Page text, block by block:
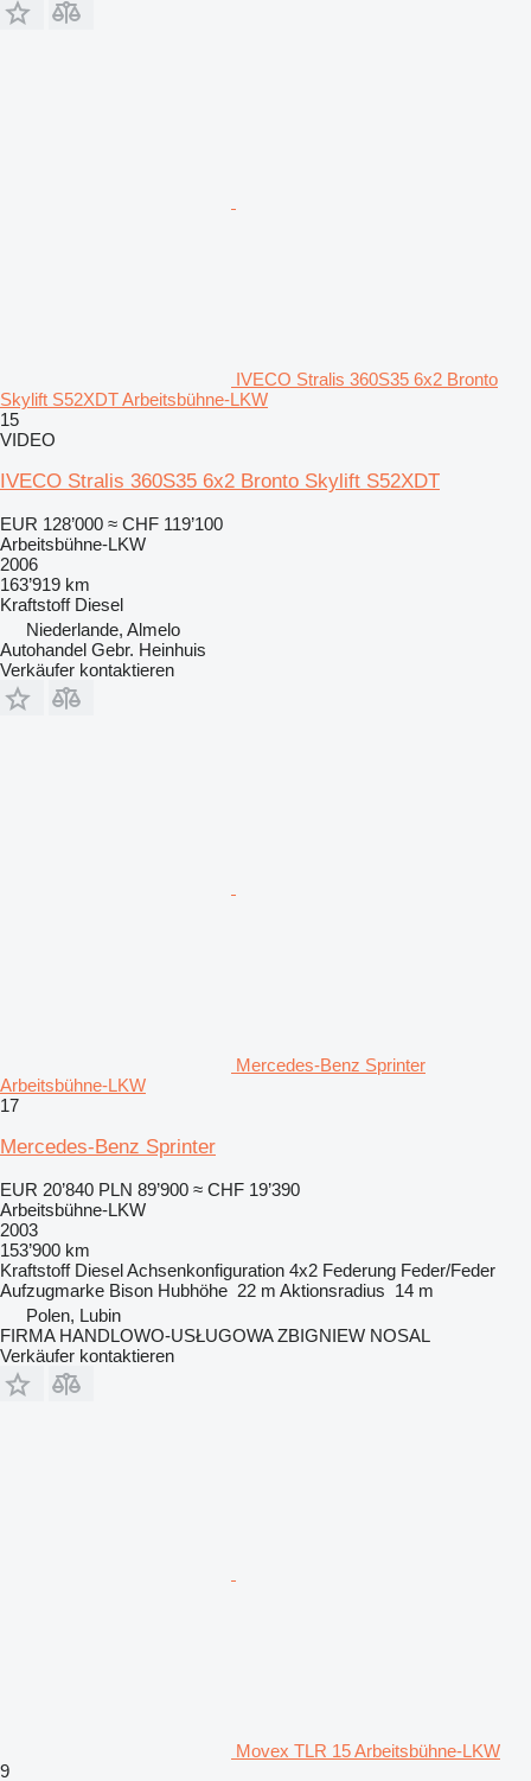
IVECO Stralis 360S35 6x2 Bronto
Skylift S52XDT Arbeitsbühne-LKW
15
VIDEO
IVECO Stralis 360S35 6x2 Bronto Skylift S52XDT
EUR 128’000 ≈ CHF 119’100
Arbeitsbühne-LKW
2006
163’919 km
Kraftstoff Diesel
Niederlande, Almelo
Autohandel Gebr. Heinhuis
Verkäufer kontaktieren
Mercedes-Benz Sprinter
Arbeitsbühne-LKW
17
Mercedes-Benz Sprinter
EUR 20’840 PLN 89’900 ≈ CHF 19’390
Arbeitsbühne-LKW
2003
153’900 km
Kraftstoff DieselAchsenkonfiguration 4x2 Federung Feder/Feder
Aufzugmarke Bison Hubhöhe 22 m Aktionsradius 14 m
Polen, Lubin
FIRMA HANDLOWO-USŁUGOWA ZBIGNIEW NOSAL
Verkäufer kontaktieren
Movex TLR 15 Arbeitsbühne-LKW
9